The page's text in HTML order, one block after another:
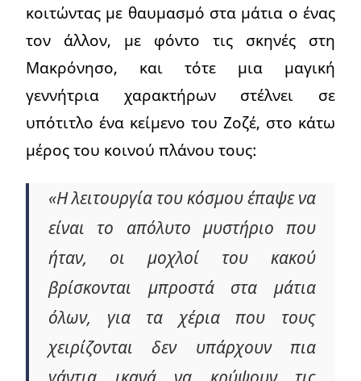
κοιτώντας με θαυμασμό στα μάτια ο ένας
τον άλλον, με φόντο τις σκηνές στη
Μακρόνησο, και τότε μια μαγική
γεννήτρια χαρακτήρων στέλνει σε
υπότιτλο ένα κείμενο του Ζοζέ, στο κάτω
μέρος του κοινού πλάνου τους:
«Η λειτουργία του κόσμου έπαψε να
είναι το απόλυτο μυστήριο που
ήταν, οι μοχλοί του κακού
βρίσκονται μπροστά στα μάτια
όλων, για τα χέρια που τους
χειρίζονται δεν υπάρχουν πια